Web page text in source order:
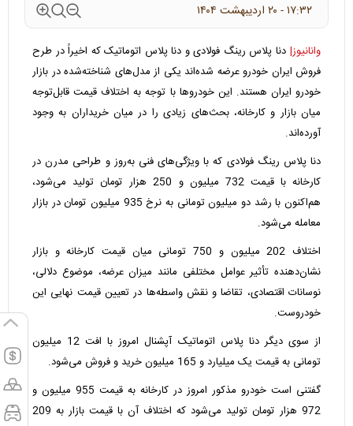
۱۷:۳۲ - ۲۰ ارديبهشت ۱۴۰۴
وانانیوز| دنا پلاس رینگ فولادی و دنا پلاس اتوماتیک که اخیراً در طرح
فروش ایران خودرو عرضه شده‌اند یکی از مدل‌های شناخته‌شده در بازار
خودرو ایران‌ هستند. این خودروها با توجه به اختلاف قیمت قابل‌توجه
میان بازار و کارخانه، بحث‌های زیادی را در میان خریداران به وجود
آورده‌اند.
دنا پلاس رینگ فولادی که با ویژگی‌های فنی به‌روز و طراحی مدرن در
کارخانه با قیمت 732 میلیون و 250 هزار تومان تولید می‌شود،
هم‌اکنون با رشد دو میلیون تومانی به نرخ 935 میلیون تومان در بازار
معامله می‌شود.
اختلاف 202 میلیون و 750 تومانی میان قیمت کارخانه و بازار
نشان‌دهنده تأثیر عوامل مختلفی مانند میزان عرضه، موضوع دلالی،
نوسانات اقتصادی، تقاضا و نقش واسطه‌ها در تعیین قیمت نهایی این
خودروست.
از سوی دیگر دنا پلاس اتوماتیک آپشنال امروز با افت 12 میلیون
تومانی به قیمت یک میلیارد و 165 میلیون خرید و فروش می‌شود.
گفتنی است خودرو مذکور امروز در کارخانه به قیمت 955 میلیون و
972 هزار تومان تولید می‌شود که اختلاف آن با قیمت بازار به 209